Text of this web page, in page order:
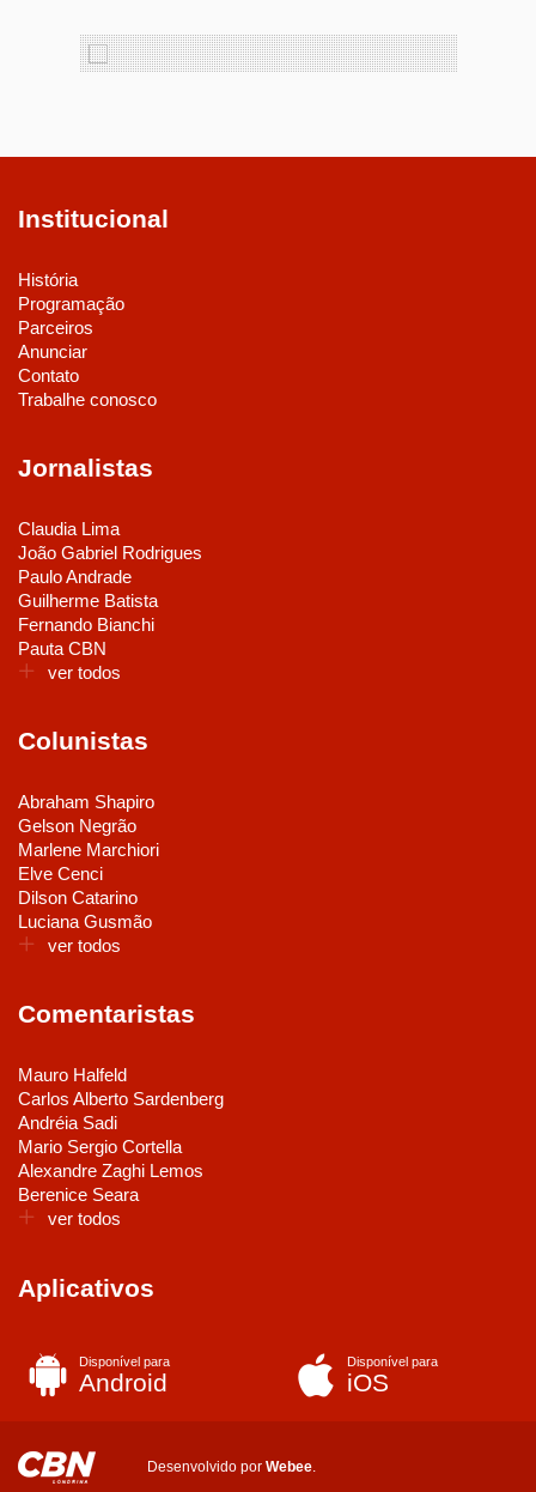
Institucional
História
Programação
Parceiros
Anunciar
Contato
Trabalhe conosco
Jornalistas
Claudia Lima
João Gabriel Rodrigues
Paulo Andrade
Guilherme Batista
Fernando Bianchi
Pauta CBN
ver todos
Colunistas
Abraham Shapiro
Gelson Negrão
Marlene Marchiori
Elve Cenci
Dilson Catarino
Luciana Gusmão
ver todos
Comentaristas
Mauro Halfeld
Carlos Alberto Sardenberg
Andréia Sadi
Mario Sergio Cortella
Alexandre Zaghi Lemos
Berenice Seara
ver todos
Aplicativos
Disponível para
Android
Disponível para
iOS
Desenvolvido por Webee